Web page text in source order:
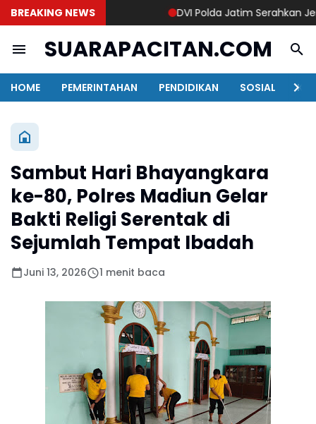
BREAKING NEWS DVI Polda Jatim Serahkan
SUARAPACITAN.COM
HOME PEMERINTAHAN PENDIDIKAN SOSIAL
Sambut Hari Bhayangkara
ke-80, Polres Madiun Gelar
Bakti Religi Serentak di
Sejumlah Tempat Ibadah
Juni 13, 2026 1 menit baca